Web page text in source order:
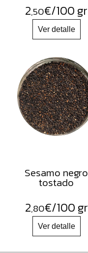
2,50€/100 gr
Sesamo negro
tostado
2,80€/100 gr